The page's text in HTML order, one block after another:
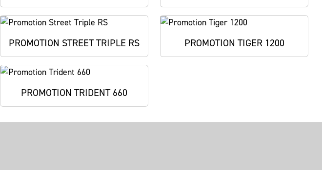
PROMOTION STREET TRIPLE RS PROMOTION TIGER 1200
PROMOTION TRIDENT 660